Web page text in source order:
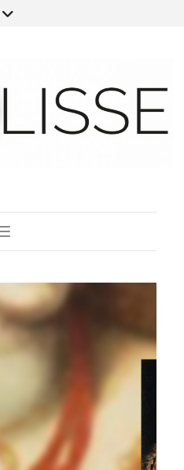
Toggle Navigation